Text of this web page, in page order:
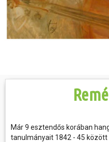
Már 9 esztendős korában
tanulmányait 1842 - 45